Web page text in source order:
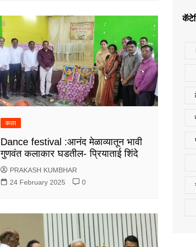
कला
Dance festival :आनंद मेळाव्यातून भावी
गुणवंत कलाकार घडतील- प्रियाताई शिंदे
PRAKASH KUMBHAR
24 February 2025
0